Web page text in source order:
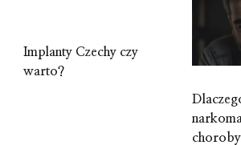
Implanty Czechy czy
warto?